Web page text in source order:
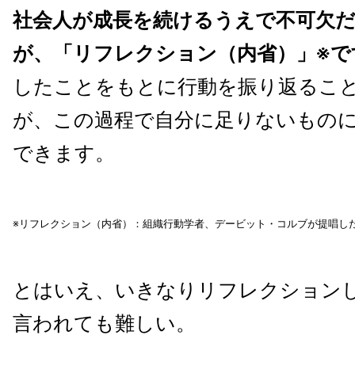
社会人が成長を続けるうえで不可欠
が、「リフレクション（内省）」※
したことをもとに行動を振り返るこ
が、この過程で自分に足りないもの
できます。
※リフレクション（内省）：組織行動学者、デービット・コルブが提唱し
とはいえ、いきなりリフレクション
言われても難しい。